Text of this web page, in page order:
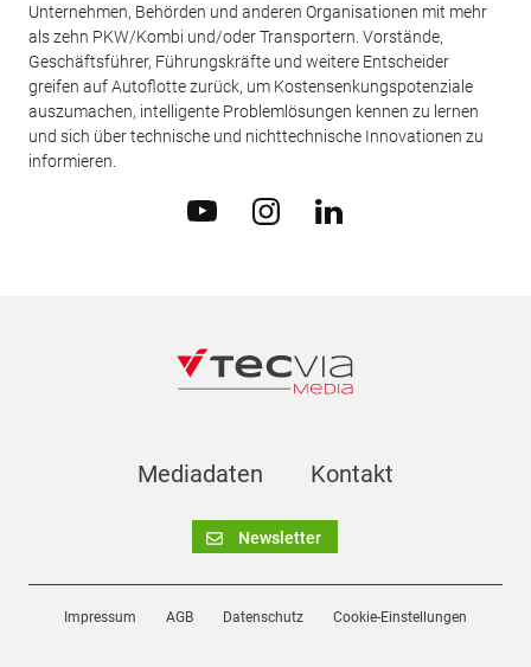
Unternehmen, Behörden und anderen Organisationen mit mehr
als zehn PKW/Kombi und/oder Transportern. Vorstände,
Geschäftsführer, Führungskräfte und weitere Entscheider
greifen auf Autoflotte zurück, um Kostensenkungspotenziale
auszumachen, intelligente Problemlösungen kennen zu lernen
und sich über technische und nichttechnische Innovationen zu
informieren.
Mediadaten Kontakt
Newsletter
Impressum AGB Datenschutz Cookie-Einstellungen